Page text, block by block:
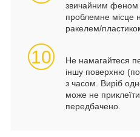
звичайним феном
проблемне місце
ракелем/
10
Не намагайтеся
іншу поверхню
з часом. Виріб
може не
передбачено.